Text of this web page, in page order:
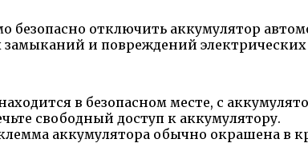
отключить аккумулятор
и повреждений
в безопасном месте, с
свободный доступ к аккумулятору.
аккумулятора обычно окрашена в